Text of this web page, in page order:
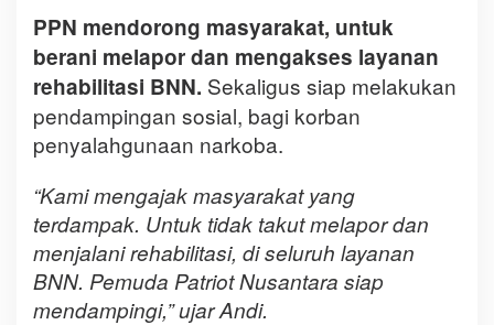
PPN mendorong masyarakat, untuk
berani melapor dan mengakses layanan
rehabilitasi BNN. Sekaligus siap melakukan
pendampingan sosial, bagi korban
penyalahgunaan narkoba.
“Kami mengajak masyarakat yang
terdampak. Untuk tidak takut melapor dan
menjalani rehabilitasi, di seluruh layanan
BNN. Pemuda Patriot Nusantara siap
mendampingi,” ujar Andi.